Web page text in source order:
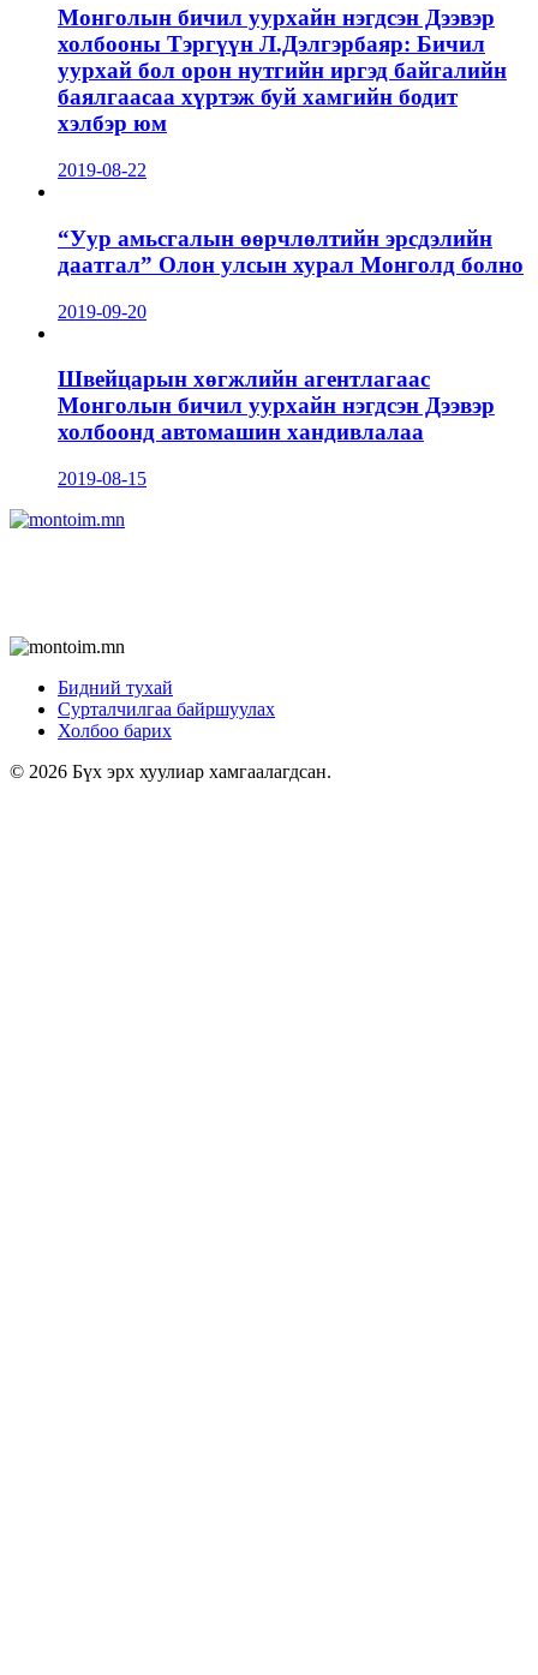
Монголын бичил уурхайн нэгдсэн Дээвэр
холбооны Тэргүүн Л.Дэлгэрбаяр: Бичил
уурхай бол орон нутгийн иргэд байгалийн
баялгаасаа хүртэж буй хамгийн бодит
хэлбэр юм
2019-08-22
“Уур амьсгалын өөрчлөлтийн эрсдэлийн
даатгал” Олон улсын хурал Монголд болно
2019-09-20
Швейцарын хөгжлийн агентлагаас
Монголын бичил уурхайн нэгдсэн Дээвэр
холбоонд автомашин хандивлалаа
2019-08-15
Бидний тухай
Сурталчилгаа байршуулах
Холбоо барих
© 2026 Бүх эрх хуулиар хамгаалагдсан.